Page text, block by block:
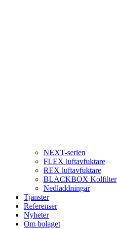
NEXT-serien
FLEX luftavfuktare
REX luftavfuktare
BLACKBOX Kolfilter
Nedladdningar
Tjänster
Referenser
Nyheter
Om bolaget